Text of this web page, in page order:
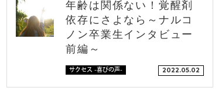
年齢は関係ない！覚醒剤
依存にさよなら～ナルコ
ノン卒業生インタビュー
前編～
サクセス -喜びの声- 2022.05.02